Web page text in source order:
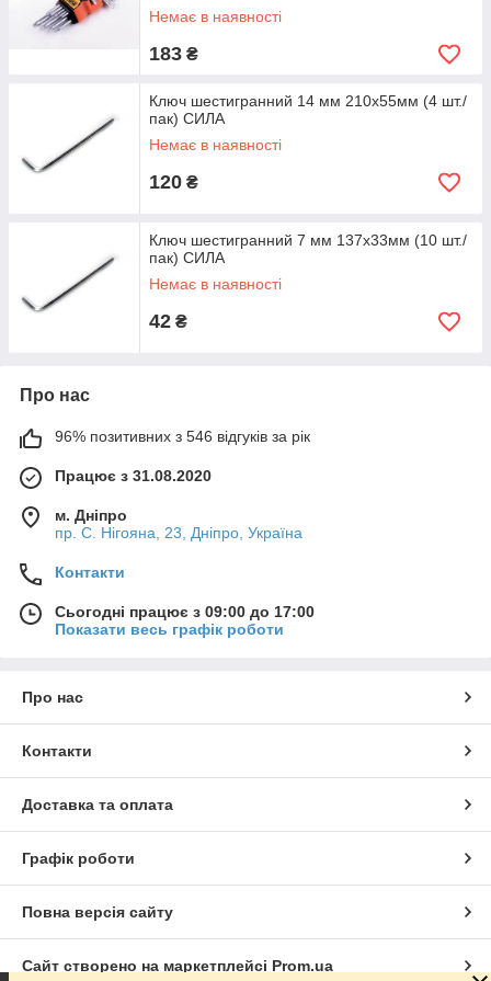
Немає в наявності
183 ₴
Ключ шестигранний 14 мм 210х55мм (4 шт./
пак) СИЛА
Немає в наявності
120 ₴
Ключ шестигранний 7 мм 137х33мм (10 шт./
пак) СИЛА
Немає в наявності
42 ₴
Про нас
96% позитивних з 546 відгуків за рік
Працює з 31.08.2020
м. Дніпро
пр. С. Нігояна, 23, Дніпро, Україна
Контакти
Сьогодні працює з 09:00 до 17:00
Показати весь графік роботи
Про нас
Контакти
Доставка та оплата
Графік роботи
Повна версія сайту
Сайт створено на маркетплейсі Prom.ua